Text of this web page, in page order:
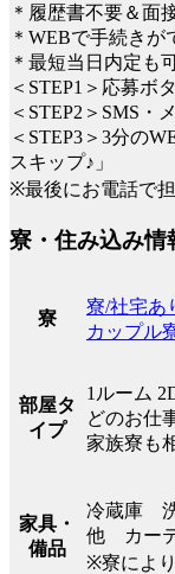
＊履歴書不要＆面
＊WEBで手続きが
＊最短当日内定も
＜STEP1＞応募ボ
＜STEP2＞SMS・
＜STEP3＞3分の
スキップ♪」
※最後にお電話で
寮・住み込み情
寮
寮/社宅あ
カップル
部屋タ
イプ
1ルーム
どのお仕
家族寮も
家具・
備品
冷蔵庫
他 カー
※寮によ